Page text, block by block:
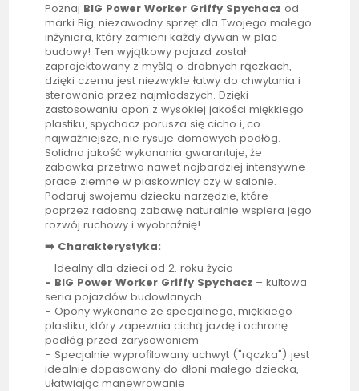
Poznaj BIG Power Worker Griffy Spychacz od
markiBig, niezawodny sprzęt dla Twojego małego
inżyniera, który zamieni każdy dywan w plac
budowy! Ten wyjątkowy pojazd został
zaprojektowany z myślą o drobnych rączkach,
dzięki czemu jest niezwykle łatwy do chwytania i
sterowania przez najmłodszych. Dzięki
zastosowaniu opon z wysokiej jakości miękkiego
plastiku, spychacz porusza się cicho i, co
najważniejsze, nie rysuje domowych podłóg.
Solidna jakość wykonania gwarantuje, że
zabawka przetrwa nawet najbardziej intensywne
prace ziemne w piaskownicy czy w salonie.
Podaruj swojemu dziecku narzędzie, które
poprzez radosną zabawę naturalnie wspiera jego
rozwój ruchowy i wyobraźnię!
➡️ Charakterystyka:
- Idealny dla dzieci od 2. roku życia
- BIG Power Worker Griffy Spychacz – kultowa
seria pojazdów budowlanych
- Opony wykonane ze specjalnego, miękkiego
plastiku, który zapewnia cichą jazdę i ochronę
podłóg przed zarysowaniem
- Specjalnie wyprofilowany uchwyt ("rączka") jest
idealnie dopasowany do dłoni małego dziecka,
ułatwiając manewrowanie